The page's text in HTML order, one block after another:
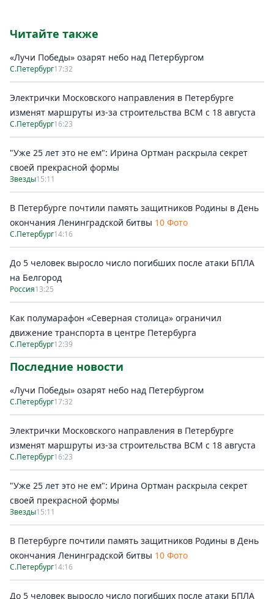
Читайте также
«Лучи Победы» озарят небо над Петербургом
С.Петербург17:32
Электрички Московского направления в Петербурге
изменят маршруты из-за строительства ВСМ с 18 августа
С.Петербург16:23
"Уже 25 лет это не ем": Ирина Ортман раскрыла секрет
своей прекрасной формы
Звезды15:11
В Петербурге почтили память защитников Родины в День
окончания Ленинградской битвы 10 Фото
С.Петербург14:16
До 5 человек выросло число погибших после атаки БПЛА
на Белгород
Россия13:25
Как полумарафон «Северная столица» ограничил
движение транспорта в центре Петербурга
С.Петербург12:39
Последние новости
«Лучи Победы» озарят небо над Петербургом
С.Петербург17:32
Электрички Московского направления в Петербурге
изменят маршруты из-за строительства ВСМ с 18 августа
С.Петербург16:23
"Уже 25 лет это не ем": Ирина Ортман раскрыла секрет
своей прекрасной формы
Звезды15:11
В Петербурге почтили память защитников Родины в День
окончания Ленинградской битвы 10 Фото
С.Петербург14:16
До 5 человек выросло число погибших после атаки БПЛА